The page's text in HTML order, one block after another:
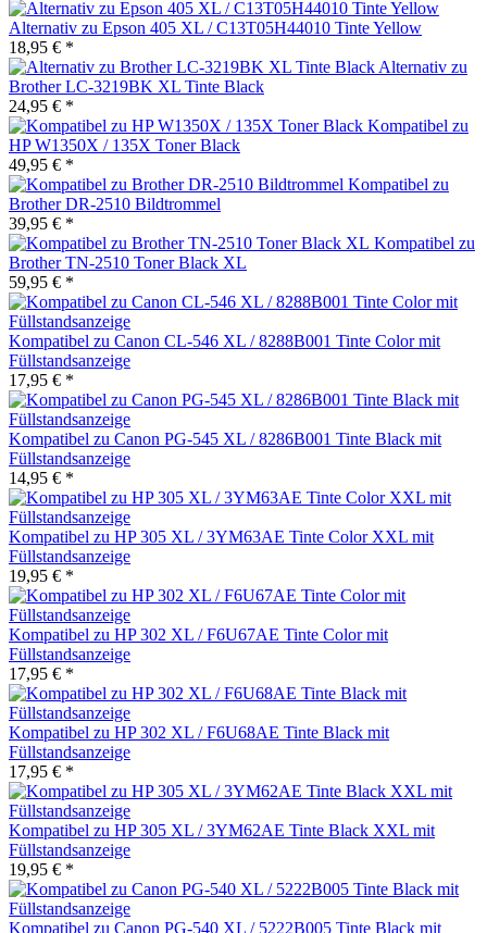
Alternativ zu Epson 405 XL / C13T05H44010 Tinte Yellow
18,95 € *
Alternativ zu
Brother LC-3219BK XL Tinte Black
24,95 € *
Kompatibel zu
HP W1350X / 135X Toner Black
49,95 € *
Kompatibel zu
Brother DR-2510 Bildtrommel
39,95 € *
Kompatibel zu
Brother TN-2510 Toner Black XL
59,95 € *
Kompatibel zu Canon CL-546 XL / 8288B001 Tinte Color mit
Füllstandsanzeige
17,95 € *
Kompatibel zu Canon PG-545 XL / 8286B001 Tinte Black mit
Füllstandsanzeige
14,95 € *
Kompatibel zu HP 305 XL / 3YM63AE Tinte Color XXL mit
Füllstandsanzeige
19,95 € *
Kompatibel zu HP 302 XL / F6U67AE Tinte Color mit
Füllstandsanzeige
17,95 € *
Kompatibel zu HP 302 XL / F6U68AE Tinte Black mit
Füllstandsanzeige
17,95 € *
Kompatibel zu HP 305 XL / 3YM62AE Tinte Black XXL mit
Füllstandsanzeige
19,95 € *
Kompatibel zu Canon PG-540 XL / 5222B005 Tinte Black mit